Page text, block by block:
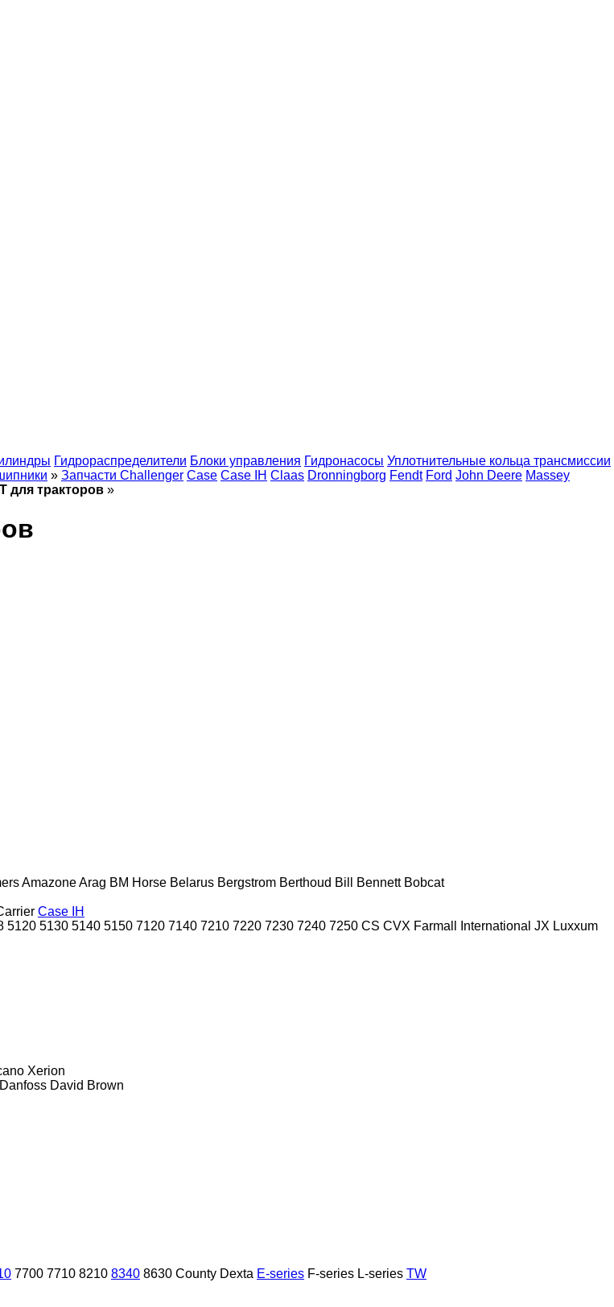
Гидрораспределители Блоки управления Гидронасосы Уплотнительные кольца трансмиссии
» Запчасти Challenger Case Case IH Claas Dronningborg Fendt Ford John Deere Massey
для тракторов »
AmazoneArag BM Horse Belarus Bergstrom Berthoud Bill Bennett Bobcat
Case IH
5120 5130 5140 5150 7120 7140 7210 7220 7230 7240 7250 CS CVX Farmall International JX Luxxum
Xerion
Danfoss David Brown
7700 7710 8210 8340 8630 County Dexta E-series F-series L-series TW